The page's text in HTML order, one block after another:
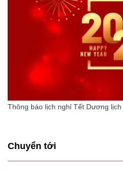
Thông báo lịch nghỉ Tết Dương lịch
Chuyển tới